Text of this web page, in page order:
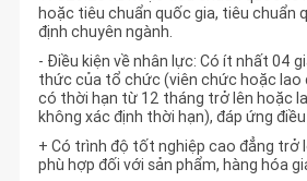
hoặc tiêu chuẩn quốc gia, tiêu chuẩn
định chuyên ngành.
- Điều kiện về nhân lực: Có ít nhất 04
thức của tổ chức (viên chức hoặc lao
có thời hạn từ 12 tháng trở lên hoặc
không xác định thời hạn), đáp ứng điều
+ Có trình độ tốt nghiệp cao đẳng trở
phù hợp đối với sản phẩm, hàng hóa